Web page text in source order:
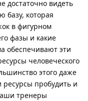
достаточно видеть
базу, которая
в фигурном
фазы и какие
обеспечивают эти
человеческого
этого даже
ресурсы пробудить и
тренеры